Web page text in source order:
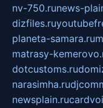
nv-750.runews-
dizfiles.ru
planeta-samara.ru
matrasy-
dotcustoms.ru
narasimha.ru
newsplain.ru